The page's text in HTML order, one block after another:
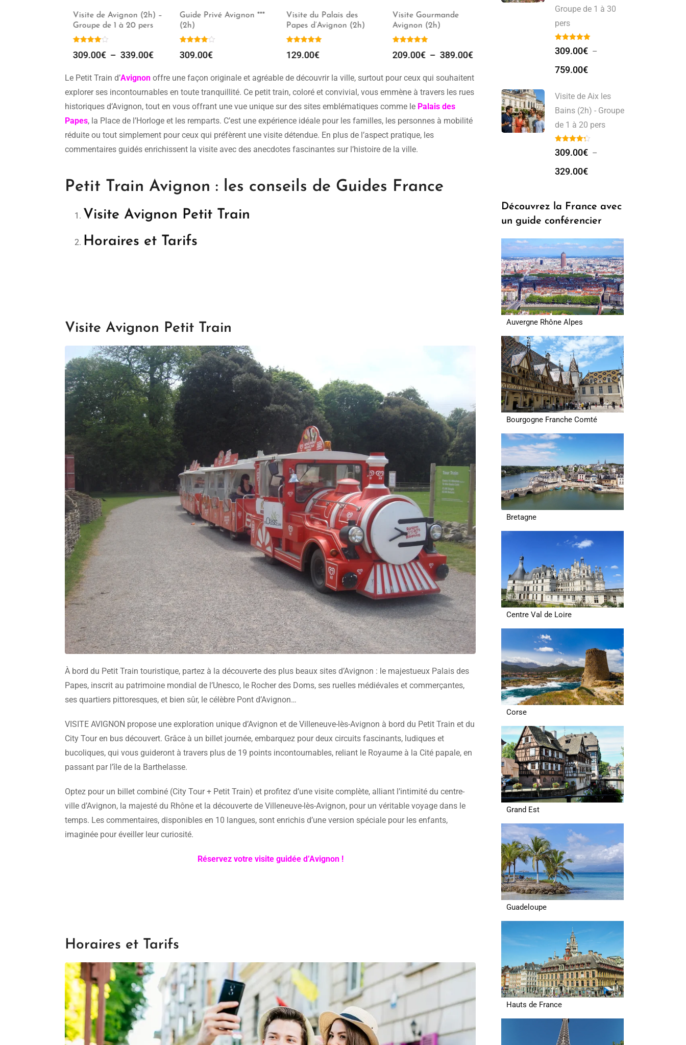
Visite de Avignon (2h) –
Groupe de 1 à 20 pers
309.00€– 339.00€
Guide Privé Avignon ***
(2h)
309.00€
Visite du Palais des
Papes d’Avignon (2h)
129.00€
Visite Gourmande
Avignon (2h)
209.00€–389.00€
Le Petit Train d’Avignon offre une façon originale et agréable de découvrir la ville, surtout pour ceux qui souhaitent
explorer ses incontournables en toute tranquillité. Ce petit train, coloré et convivial, vous emmène à travers les rues
historiques d’Avignon, tout en vous offrant une vue unique sur des sites emblématiques comme le Palais des
Papes, la Place de l’Horloge et les remparts. C’est une expérience idéale pour les familles, les personnes à mobilité
réduite ou tout simplement pour ceux qui préfèrent une visite détendue. En plus de l’aspect pratique, les
commentaires guidés enrichissent la visite avec des anecdotes fascinantes sur l’histoire de la ville.
Petit Train Avignon : les conseils de Guides France
Visite Avignon Petit Train
Horaires et Tarifs
Visite Avignon Petit Train
À bord du Petit Train touristique, partez à la découverte des plus beaux sites d’Avignon : le majestueux Palais des
Papes, inscrit au patrimoine mondial de l’Unesco, le Rocher des Doms, ses ruelles médiévales et commerçantes,
ses quartiers pittoresques, et bien sûr, le célèbre Pont d’Avignon…
VISITE AVIGNON propose une exploration unique d’Avignon et de Villeneuve-lès-Avignon à bord du Petit Train et du
City Tour en bus découvert. Grâce à un billet journée, embarquez pour deux circuits fascinants, ludiques et
bucoliques, qui vous guideront à travers plus de 19 points incontournables, reliant le Royaume à la Cité papale, en
passant par l’île de la Barthelasse.
Optez pour un billet combiné (City Tour + Petit Train) et profitez d’une visite complète, alliant l’intimité du centre-
ville d’Avignon, la majesté du Rhône et la découverte de Villeneuve-lès-Avignon, pour un véritable voyage dans le
temps. Les commentaires, disponibles en 10 langues, sont enrichis d’une version spéciale pour les enfants,
imaginée pour éveiller leur curiosité.
Réservez votre visite guidée d’Avignon !
Horaires et Tarifs
Groupe de 1 à 30
pers
309.00€ –
759.00€
Visite de Aix les
Bains (2h) - Groupe
de 1 à 20 pers
309.00€ –
329.00€
Découvrez la France avec
un guide conférencier
Auvergne Rhône Alpes
Bourgogne Franche Comté
Bretagne
Centre Val de Loire
Corse
Grand Est
Guadeloupe
Hauts de France